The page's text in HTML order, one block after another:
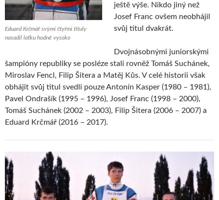
Eduard Krčmář svými čtyřmi tituly
nasadil laťku hodně vysoko
ještě výše. Nikdo jiný než
Josef Franc ovšem neobhájil
svůj titul dvakrát.
Dvojnásobnými juniorskými
šampióny republiky se posléze stali rovněž Tomáš Suchánek,
Miroslav Fencl, Filip Šitera a Matěj Kůs. V celé historii však
obhájit svůj titul svedli pouze Antonín Kasper (1980 – 1981),
Pavel Ondrašík (1995 – 1996), Josef Franc (1998 – 2000),
Tomáš Suchánek (2002 – 2003), Filip Šitera (2006 – 2007) a
Eduard Krčmář (2016 – 2017).